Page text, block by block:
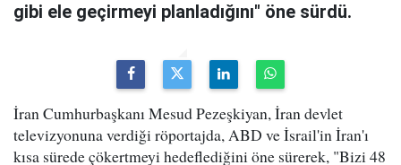
gibi ele geçirmeyi planladığını" öne sürdü.
İran Cumhurbaşkanı Mesud Pezeşkiyan, İran devlet
televizyonuna verdiği röportajda, ABD ve İsrail'in İran'ı
kısa sürede çökertmeyi hedeflediğini öne sürerek, "Bizi 48